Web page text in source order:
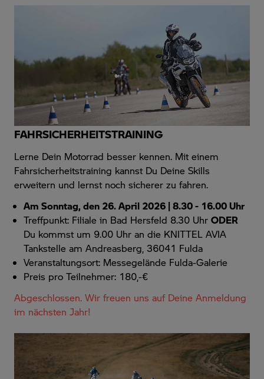
FAHRSICHERHEITSTRAINING
Lerne Dein Motorrad besser kennen. Mit einem
Fahrsicherheitstraining kannst Du Deine Skills
erweitern und lernst noch sicherer zu fahren.
Am Sonntag, den 26. April 2026 | 8.30 - 16.00 Uhr
Treffpunkt: Filiale in Bad Hersfeld 8.30 Uhr ODER
Du kommst um 9.00 Uhr an die KNITTEL AVIA
Tankstelle am Andreasberg, 36041 Fulda
Veranstaltungsort: Messegelände Fulda-Galerie
Preis pro Teilnehmer: 180,-€
Abgeschlossen. Wir freuen uns auf Deine Anmeldung
im nächsten Jahr!